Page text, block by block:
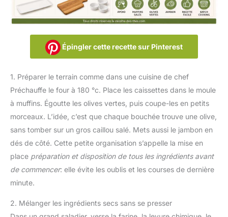
Épingler cette recette sur Pinterest
1. Préparer le terrain comme dans une cuisine de chef
Préchauffe le four à 180 °c. Place les caissettes dans le moule
à muffins. Égoutte les olives vertes, puis coupe-les en petits
morceaux. L’idée, c’est que chaque bouchée trouve une olive,
sans tomber sur un gros caillou salé. Mets aussi le jambon en
dés de côté. Cette petite organisation s’appelle la mise en
place préparation et disposition de tous les ingrédients avant
de commencer: elle évite les oublis et les courses de dernière
minute.
2. Mélanger les ingrédients secs sans se presser